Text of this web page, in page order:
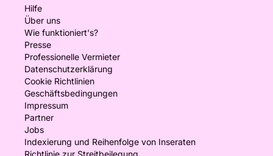
Hilfe
Über uns
Wie funktioniert's?
Presse
Professionelle Vermieter
Datenschutzerklärung
Cookie Richtlinien
Geschäftsbedingungen
Impressum
Partner
Jobs
Indexierung und Reihenfolge von Inseraten
Richtlinie zur Streitbeilegung